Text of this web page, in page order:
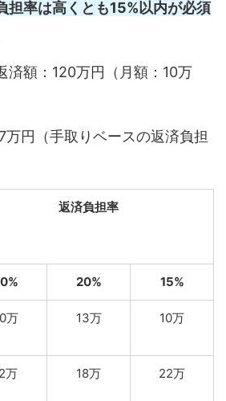
担率は高くとも15%以内が必須
済額：120万円（月額：10万
万円（手取りベースの返済負担
返済負担率
20% 15%
万 13万 10万
万 18万 22万